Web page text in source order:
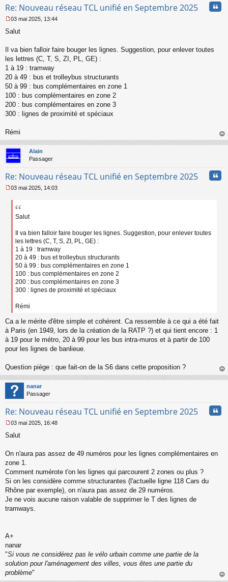
Re: Nouveau réseau TCL unifié en Septembre 2025
e
s
g
e
n
o
n
l
u
03 mai 2025, 13:44
Salut
Il va bien falloir faire bouger les lignes. Suggestion, pour enlever toutes
les lettres (C, T, S, ZI, PL, GE) :
1 à 19 : tramway
20 à 49 : bus et trolleybus structurants
50 à 99 : bus complémentaires en zone 1
100 : bus complémentaires en zone 2
200 : bus complémentaires en zone 3
300 : lignes de proximité et spéciaux
Rémi
au
Alain
Passager
Re: Nouveau réseau TCL unifié en Septembre 2025
e
03 mai 2025, 14:03
Salut
Il va bien falloir faire bouger les lignes. Suggestion, pour enlever toutes
les lettres (C, T, S, ZI, PL, GE) :
1 à 19 : tramway
20 à 49 : bus et trolleybus structurants
50 à 99 : bus complémentaires en zone 1
100 : bus complémentaires en zone 2
200 : bus complémentaires en zone 3
300 : lignes de proximité et spéciaux
Rémi
Ca a le mérite d'être simple et cohérent. Ca ressemble à ce qui a été fait
à Paris (en 1949, lors de la création de la RATP ?) et qui tient encore : 1
à 19 pour le métro, 20 à 99 pour les bus intra-muros et à partir de 100
pour les lignes de banlieue.
Question piège : que fait-on de la S6 dans cette proposition ?
au
nanar
Passager
Re: Nouveau réseau TCL unifié en Septembre 2025
e
s
g
e
n
o
n
u
03 mai 2025, 16:48
Salut
On n'aura pas assez de 49 numéros pour les lignes complémentaires en
zone 1.
Comment numérote t'on les lignes qui parcourent 2 zones ou plus ?
Si on les considère comme structurantes (l'actuelle ligne 118 Cars du
Rhône par exemple), on n'aura pas assez de 29 numéros.
Je ne vois aucune raison valable de supprimer le T des lignes de
tramways.
A+
nanar
"Si vous ne considérez pas le vélo urbain comme une partie de la
solution pour l'aménagement des villes, vous êtes une partie du
problème"